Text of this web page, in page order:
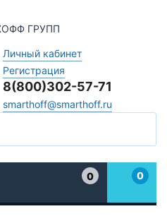
Личный кабинет
Регистрация
8(800)302-57-71
smarthoff@smarthoff.ru
0
0